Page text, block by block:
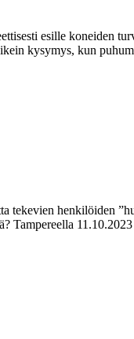
esille koneiden
kysymys, kun
tekevien henkilöiden
Tampereella